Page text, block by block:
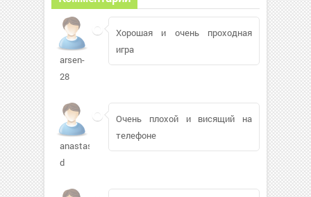
arsen-
28
Хорошая и очень проходная
игра
anastasi-
d
Очень плохой и висящий на
телефоне